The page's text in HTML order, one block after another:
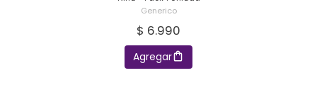
Generico
$ 6.990
Agregar